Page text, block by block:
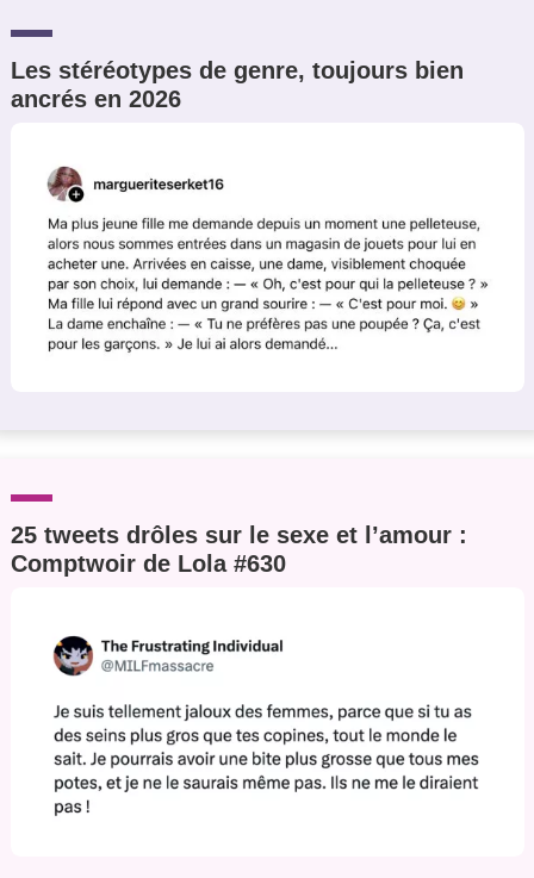
Les stéréotypes de genre, toujours bien
ancrés en 2026
25 tweets drôles sur le sexe et l’amour :
Comptwoir de Lola #630